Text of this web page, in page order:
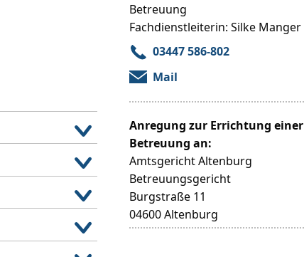
Betreuung
Fachdienstleiterin: Silke Manger
03447 586-802
Mail
Anregung zur Errichtung einer
Betreuung an:
Amtsgericht Altenburg
Betreuungsgericht
Burgstraße 11
04600 Altenburg